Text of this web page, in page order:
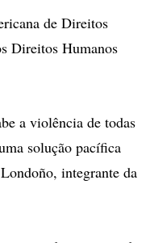
de Direitos
Direitos Humanos
a violência de todas
solução pacífica
integrante da